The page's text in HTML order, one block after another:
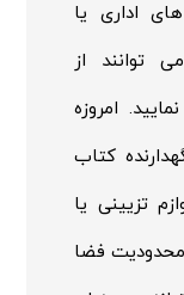
اداری یا
توانند از
امروزه
کتاب
تزیینی یا
محدودیت فضا